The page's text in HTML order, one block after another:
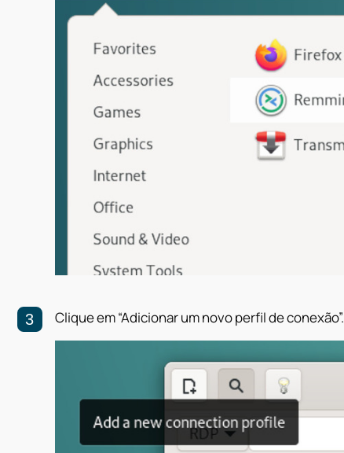
Clique em “Adicionar um novo perfil de conexão”.